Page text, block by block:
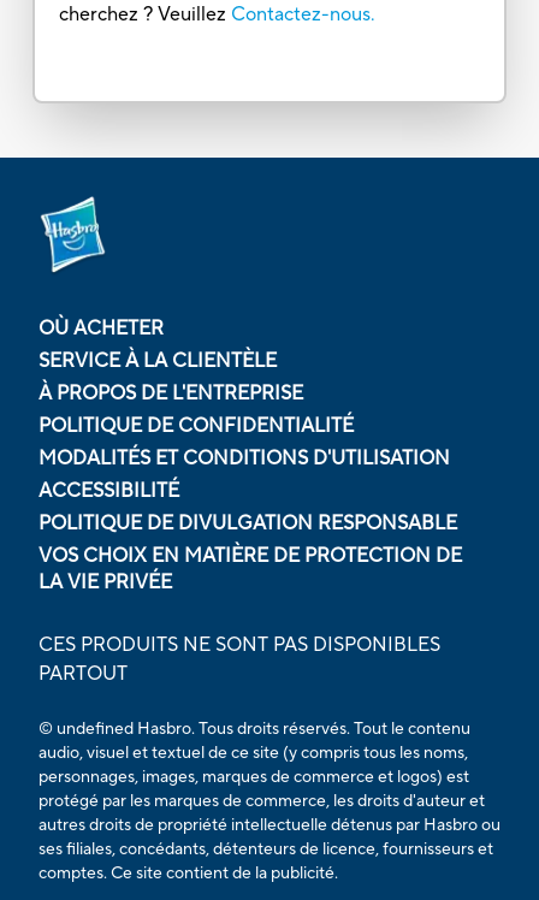
cherchez ? Veuillez Contactez-nous.
OÙ ACHETER
SERVICE À LA CLIENTÈLE
À PROPOS DE L'ENTREPRISE
POLITIQUE DE CONFIDENTIALITÉ
MODALITÉS ET CONDITIONS D'UTILISATION
ACCESSIBILITÉ
POLITIQUE DE DIVULGATION RESPONSABLE
VOS CHOIX EN MATIÈRE DE PROTECTION DE
LA VIE PRIVÉE
CES PRODUITS NE SONT PAS DISPONIBLES
PARTOUT
© undefined Hasbro. Tous droits réservés. Tout le contenu
audio, visuel et textuel de ce site (y compris tous les noms,
personnages, images, marques de commerce et logos) est
protégé par les marques de commerce, les droits d'auteur et
autres droits de propriété intellectuelle détenus par Hasbro ou
ses filiales, concédants, détenteurs de licence, fournisseurs et
comptes. Ce site contient de la publicité.